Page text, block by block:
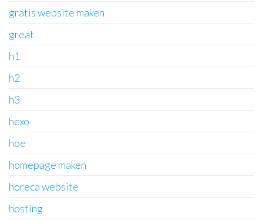
gratis website maken
great
h1
h2
h3
hexo
hoe
homepage maken
horeca website
hosting